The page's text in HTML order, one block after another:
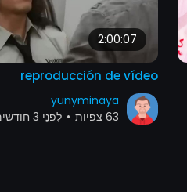
2:00:07
reproducción de vídeo
yunyminaya
63 צפיות
• לִפנֵי 3 חודשים